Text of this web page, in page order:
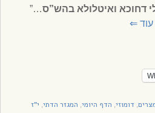
דחוכא ואיטלולא בהש”ס…”
עוד⇐
, דומוזי, הדף היומי, המגזר הדתי, י"ז